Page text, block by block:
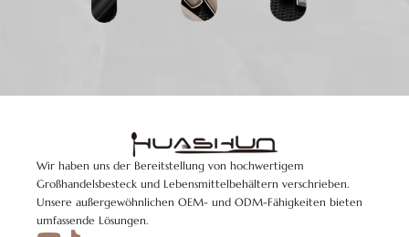
Wir haben uns der Bereitstellung von hochwertigem
Großhandelsbesteck und Lebensmittelbehältern verschrieben.
Unsere außergewöhnlichen OEM- und ODM-Fähigkeiten bieten
umfassende Lösungen.